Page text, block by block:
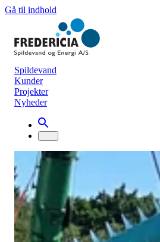
Gå til indhold
Spildevand
Kunder
Projekter
Nyheder
Nyhedsarkiv
Ny snekke til indløb på
Renseanlæg
16. juni 2021